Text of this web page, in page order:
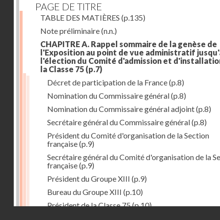
PAGE DE TITRE
TABLE DES MATIÈRES (p.135)
Note préliminaire(n.n.)
CHAPITRE A. Rappel sommaire de la genèse de
l'Exposition au point de vue administratif
l'élection du Comité d'admission et
la Classe 75 (p.7)
Décret de participation de la France(p.8)
Nomination du Commissaire général(p.8)
Nomination du Commissaire général adjoint(p.8)
Secrétaire général du Commissaire général(p.8)
Président du Comité d'organisation de la Section
française(p.9)
Secrétaire général du Comité d'organisation de la
française(p.9)
Président du Groupe XIII (p.9)
Bureau du Groupe XIII (p.10)
Président de la Classe 75(p.10)